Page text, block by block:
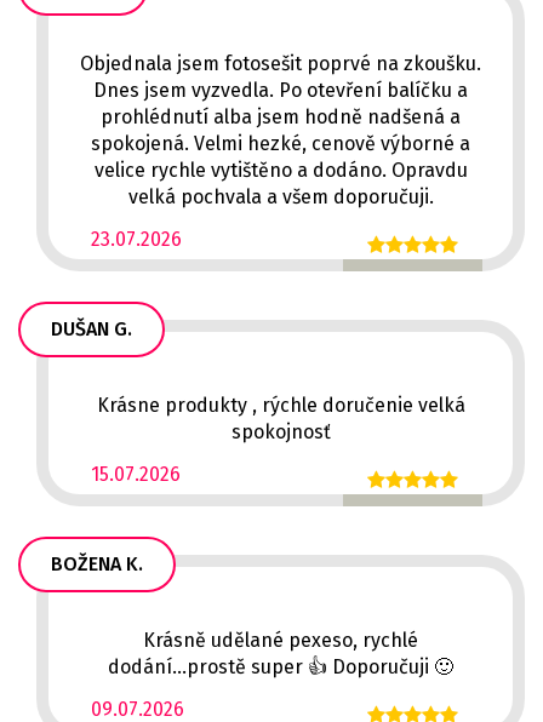
23.07.2026
Objednala jsem fotosešit poprvé na zkoušku.
Dnes jsem vyzvedla. Po otevření balíčku a
prohlédnutí alba jsem hodně nadšená a
spokojená. Velmi hezké, cenově výborné a
velice rychle vytištěno a dodáno. Opravdu
velká pochvala a všem doporučuji.
DUŠAN G.
15.07.2026
Krásne produkty , rýchle doručenie velká
spokojnosť
BOŽENA K.
09.07.2026
Krásně udělané pexeso, rychlé
dodání...prostě super 👍 Doporučuji 🙂